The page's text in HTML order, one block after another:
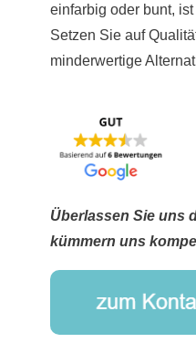
einfarbig oder bunt,
Setzen Sie auf
minderwertige
Überlassen Sie uns
kümmern uns